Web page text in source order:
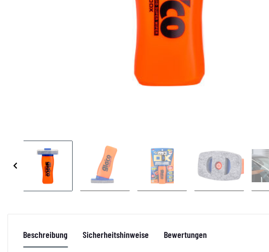
Beschreibung Sicherheitshinweise Bewertungen